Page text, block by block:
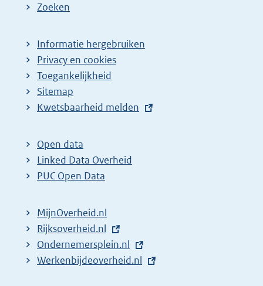
Zoeken
Informatie hergebruiken
Privacy en cookies
Toegankelijkheid
Sitemap
E
t
e
r
l
i
n
k
Kwetsbaarheid melden
Open data
Linked Data Overheid
PUC Open Data
MijnOverheid.nl
E
x
t
Rijksoverheid.nl
E
x
Ondernemersplein.nl
E
Werkenbijdeoverheid.nl